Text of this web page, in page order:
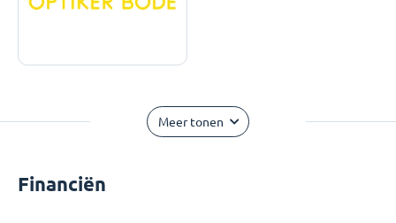
Meer tonen
Financiën